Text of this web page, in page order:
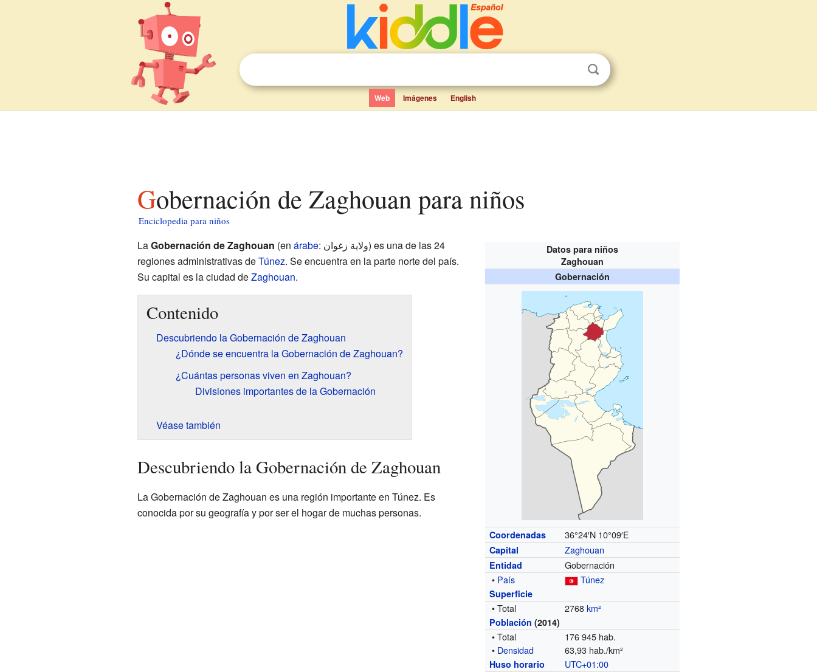
Web Imágenes English
Gobernación de Zaghouan para niños
Enciclopedia para niños
Datos para niños
Zaghouan
Gobernación
Coordenadas 36°24′N 10°09′E
Capital Zaghouan
Entidad
Gobernación
• País Túnez
Superficie
• Total 2768km²
Población (2014)
• Total
176 945 hab.
• Densidad 63,93 hab./km²
Huso horario UTC+01:00
LaGobernación de Zaghouan (en árabe: ولاية زغوان) es una de las 24
regiones administrativas deTúnez. Se encuentra en la parte norte del país.
Su capital es la ciudad deZaghouan.
Contenido
Descubriendo la Gobernación de Zaghouan
¿Dónde se encuentra la Gobernación de Zaghouan?
¿Cuántas personas viven en Zaghouan?
Divisiones importantes de la Gobernación
Véase también
Descubriendo la Gobernación de Zaghouan
La Gobernación de Zaghouan es una región importante en Túnez. Es
conocida por su geografía y por ser el hogar de muchas personas.